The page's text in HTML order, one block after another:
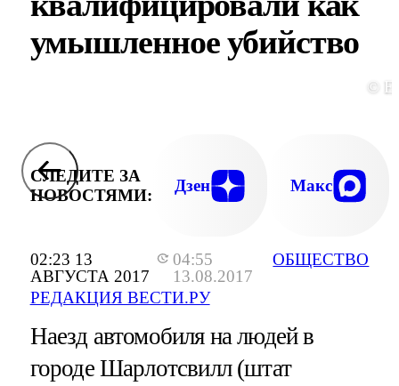
02:23 13
АВГУСТА 2017
04:55
13.08.2017
РЕДАКЦИЯ ВЕСТИ.РУ
ОБЩЕСТВО
умышленное убийство
©
СЛЕДИТЕ ЗА
НОВОСТЯМИ:
Дзен Макс
Наезд автомобиля на людей в
городе Шарлотсвилл (штат